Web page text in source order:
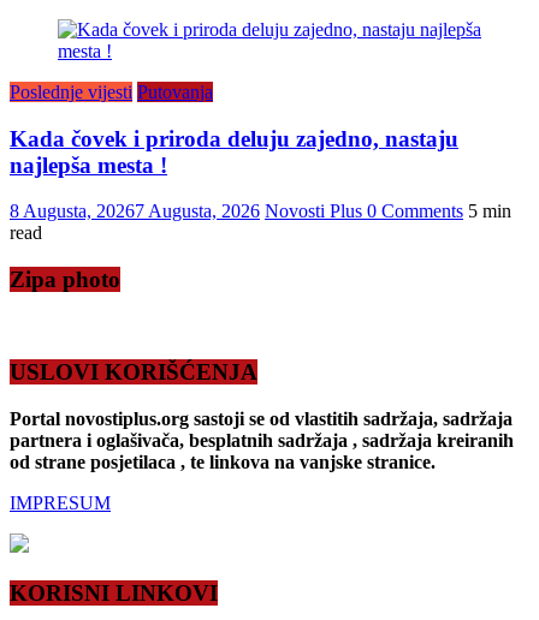
Poslednje vijesti Putovanja
Kada čovek i priroda deluju zajedno, nastaju
najlepša mesta !
8 Augusta, 20267 Augusta, 2026 Novosti Plus 0 Comments 5 min
read
Zipa photo
USLOVI KORIŠĆENJA
Portal novostiplus.org sastoji se od vlastitih sadržaja, sadržaja
partnera i oglašivača, besplatnih sadržaja , sadržaja kreiranih
od strane posjetilaca , te linkova na vanjske stranice.
IMPRESUM
KORISNI LINKOVI